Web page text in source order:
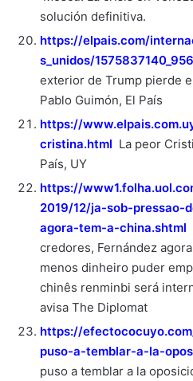
solución definitiva.
https://elpais.com/
s_unidos/
exterior de Trump pierde
Pablo Guimón, El País
https://
cristina.html La peor
País, UY
https://
2019/12/ja-sob-pressao-
agora-tem-a-china.shtml
credores, Fernández
menos dinheiro puder
chinês renminbi será
avisa The Diplomat
https://
puso-a-temblar-a-la-
puso a temblar a la